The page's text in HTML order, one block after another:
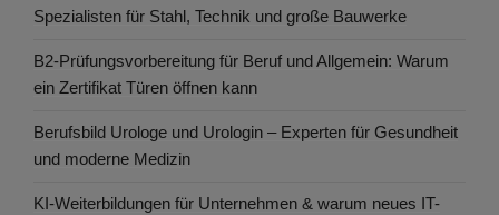
Spezialisten für Stahl, Technik und große Bauwerke
B2-Prüfungsvorbereitung für Beruf und Allgemein: Warum
ein Zertifikat Türen öffnen kann
Berufsbild Urologe und Urologin – Experten für Gesundheit
und moderne Medizin
KI-Weiterbildungen für Unternehmen & warum neues IT-